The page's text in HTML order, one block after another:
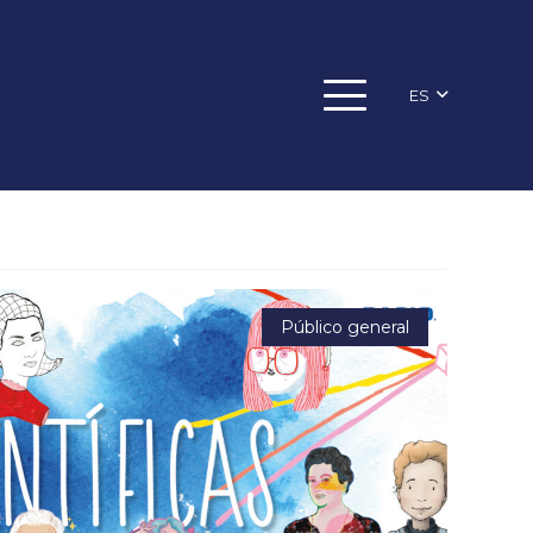
ES
Público general